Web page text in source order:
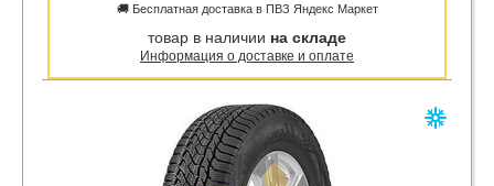
🚚 Бесплатная доставка в ПВЗ Яндекс Маркет
товар в наличии на складе
Информация о доставке и оплате